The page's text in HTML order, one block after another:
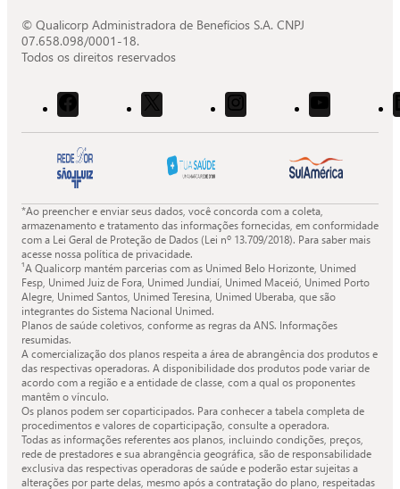
© Qualicorp Administradora de Benefícios S.A. CNPJ
07.658.098/0001-18.
Todos os direitos reservados
Acessar
o
Facebook
da
Quali.
Acessar
o
X
Quali.
Acessar
o
Instagram
Acessar
o
Youtube
Quali.
*Ao preencher e enviar seus dados, você concorda com a coleta,
armazenamento e tratamento das informações fornecidas, em conformidade
com a Lei Geral de Proteção de Dados (Lei nº 13.709/2018). Para saber mais
acesse nossa política de privacidade.
¹A Qualicorp mantém parcerias com as Unimed Belo Horizonte, Unimed
Fesp, Unimed Juiz de Fora, Unimed Jundiaí, Unimed Maceió, Unimed Porto
Alegre, Unimed Santos, Unimed Teresina, Unimed Uberaba, que são
integrantes do Sistema Nacional Unimed.
Planos de saúde coletivos, conforme as regras da ANS. Informações
resumidas.
A comercialização dos planos respeita a área de abrangência dos produtos e
das respectivas operadoras. A disponibilidade dos produtos pode variar de
acordo com a região e a entidade de classe, com a qual os proponentes
mantêm o vínculo.
Os planos podem ser coparticipados. Para conhecer a tabela completa de
procedimentos e valores de coparticipação, consulte a operadora.
Todas as informações referentes aos planos, incluindo condições, preços,
rede de prestadores e sua abrangência geográfica, são de responsabilidade
exclusiva das respectivas operadoras de saúde e poderão estar sujeitas a
alterações por parte delas, mesmo após a contratação do plano, respeitadas